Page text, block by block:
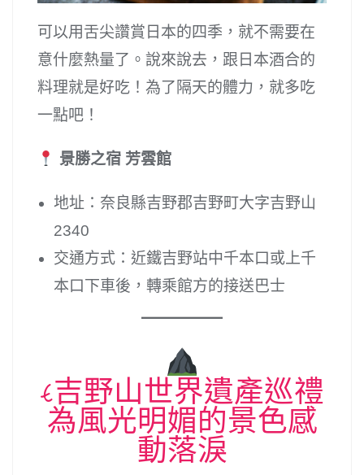
可以用舌尖讚賞日本的四季，就不需要在
意什麼熱量了。說來說去，跟日本酒合的
料理就是好吃！為了隔天的體力，就多吃
一點吧！
景勝之宿 芳雲館
地址：奈良縣吉野郡吉野町大字吉野山
2340
交通方式：近鐵吉野站中千本口或上千
本口下車後，轉乘館方的接送巴士
E吉野山世界遺產巡禮
為風光明媚的景色感
動落淚